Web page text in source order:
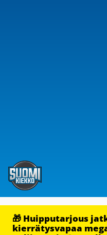
🎁 Huipputarjous
kierrätysvapaa